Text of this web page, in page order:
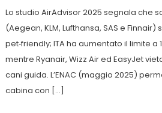
Lo studio AirAdvisor 2025 segnala che
(Aegean, KLM, Lufthansa, SAS e
pet‑friendly; ITA ha aumentato il limite a
mentre Ryanair, Wizz Air ed EasyJet
cani guida. L’ENAC (maggio 2025)
cabina con […]